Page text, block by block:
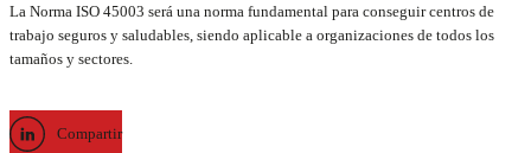
La Norma ISO 45003 será una norma fundamental para conseguir centros de
trabajo seguros y saludables, siendo aplicable a organizaciones de todos los
tamaños y sectores.
Compartir